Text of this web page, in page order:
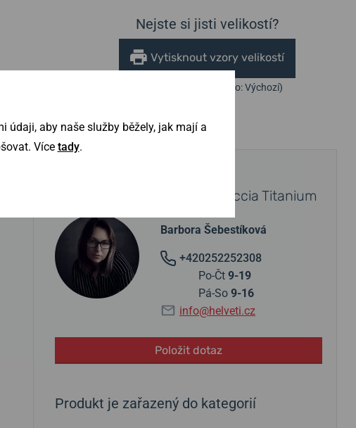
Nejste si jisti velikostí?
Vytisknout vzory velikostí
(U tisku nastavte Měřítko: Výchozí)
Obraťte se na specialistu Boccia Titanium
Barbora Šebestíková
+420252252308
Po-Čt 9-19
Pá-So 9-16
info@helveti.cz
Položit dotaz
Produkt je zařazený do kategorií
údaji, aby naše služby běžely, jak mají a
Více tady.